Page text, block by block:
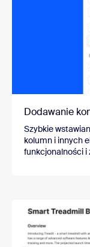
Dodawanie
Szybkie
kolumn i innych
funkcjonalności i